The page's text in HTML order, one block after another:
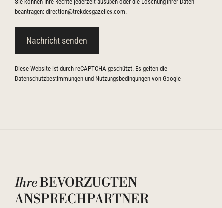
Sie können Ihre Rechte jederzeit ausüben oder die Löschung Ihrer Daten
beantragen: direction@trekdesgazelles.com.
Diese Website ist durch reCAPTCHA geschützt. Es gelten die
Datenschutzbestimmungen und Nutzungsbedingungen von Google
IhreBEVORZUGTEN
ANSPRECHPARTNER